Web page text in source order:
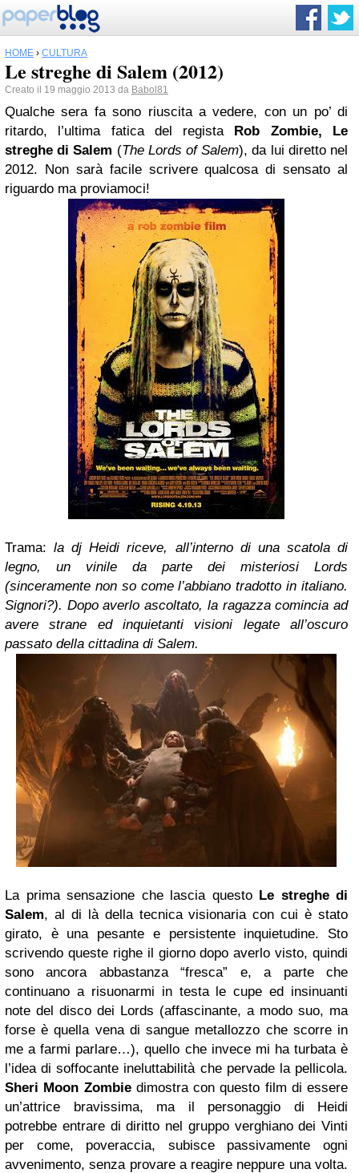
HOME › CULTURA
Le streghe di Salem (2012)
Creato il 19 maggio 2013 da Babol81
Qualche sera fa sono riuscita a vedere, con un po’ di
ritardo, l’ultima fatica del regista Rob Zombie, Le
streghe di Salem (The Lords of Salem), da lui diretto nel
2012. Non sarà facile scrivere qualcosa di sensato al
riguardo ma proviamoci!
Trama:la dj Heidi riceve, all’interno di una scatola di
legno, un vinile da parte dei misteriosi Lords
(sinceramente non so come l’abbiano tradotto in italiano.
Signori?). Dopo averlo ascoltato, la ragazza comincia ad
avere strane ed inquietanti visioni legate all’oscuro
passato della cittadina di Salem.
La prima sensazione che lascia questo Le streghe di
Salem, al di là della tecnica visionaria con cui è stato
girato, è una pesante e persistente inquietudine. Sto
scrivendo queste righe il giorno dopo averlo visto, quindi
sono ancora abbastanza “fresca” e, a parte che
continuano a risuonarmi in testa le cupe ed insinuanti
note del disco dei Lords (affascinante, a modo suo, ma
forse è quella vena di sangue metallozzo che scorre in
me a farmi parlare…), quello che invece mi ha turbata è
l’idea di soffocante ineluttabilità che pervade la pellicola.
Sheri Moon Zombiedimostra con questo film di essere
un’attrice bravissima, ma il personaggio di Heidi
potrebbe entrare di diritto nel gruppo verghiano dei Vinti
per come, poveraccia, subisce passivamente ogni
avvenimento, senza provare a reagire neppure una volta.